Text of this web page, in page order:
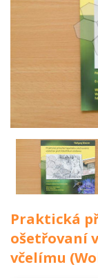
Praktická
ošetřovaní
včelímu